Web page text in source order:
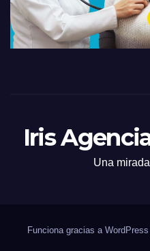
Iris
Una
Funciona gracias a WordPress